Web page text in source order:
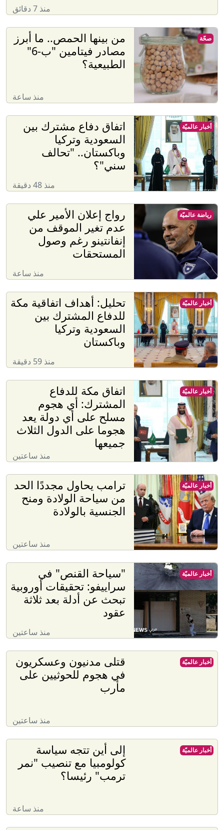
منذ 7 دقائق
من بينها الحمص.. ما أبرز
مصادر فيتامين "ب-6"
الطبيعية؟
منذ ساعة
صحّة
اتفاق دفاع مشترك بين
السعودية وتركيا
وباكستان.. "تحالف
سني"؟
منذ 48 دقيقة
أخبار عالميّة
رواج إعلان الأمير علي
عدم تغير الموقف من
إنفانتينو رغم وصول
المستحقات
منذ ساعة
رياضة عالميّة
تحليل: أهداف اتفاقية مكة
للدفاع المشترك بين
السعودية وتركيا
وباكستان
منذ 59 دقيقة
أخبار عالميّة
‏اتفاق مكة للدفاع
المشترك: أي هجوم
مسلح على أي دولة يعد
هجوما على الدول الثلاث
جميعها
منذ ساعتين
أخبار عالميّة
ترامب يحاول مجددًا الحد
من سياحة الولادة ومنح
الجنسية بالولادة
منذ ساعتين
أخبار عالميّة
"سياحة القنص" في
سراييفو: تحقيقات أوروبية
تبحث عن أدلة بعد ثلاثة
عقود
منذ ساعتين
أخبار عالميّة
قتلى مدنيون وعسكريون
في هجوم للحوثيين على
مأرب
منذ ساعتين
أخبار عالميّة
إلى أين تتجه سياسة
كولومبيا مع تنصيب "نمر
ترمب" رئيسا؟
منذ ساعة
أخبار عالميّة